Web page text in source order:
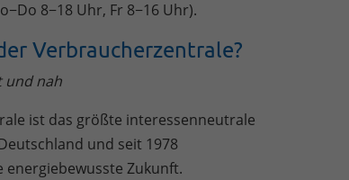
8−18 Uhr, Fr 8−16 Uhr).
Verbraucherzentrale?
und nah
ist das größte interessenneutrale
und seit 1978
energiebewusste Zukunft.